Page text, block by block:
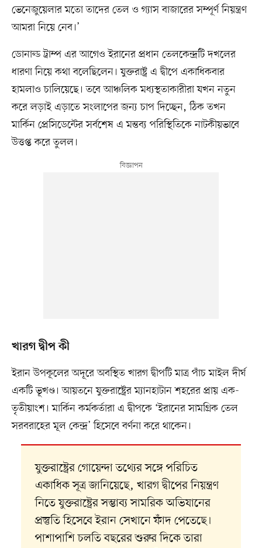
ভেনেজুয়েলার মতো তাদের তেল ও গ্যাস বাজারের সম্পূর্ণ নিয়ন্ত্রণ
আমরা নিয়ে নেব।’
ডোনাল্ড ট্রাম্প এর আগেও ইরানের প্রধান তেলকেন্দ্রটি দখলের
ধারণা নিয়ে কথা বলেছিলেন। যুক্তরাষ্ট্র এ দ্বীপে একাধিকবার
হামলাও চালিয়েছে। তবে আঞ্চলিক মধ্যস্থতাকারীরা যখন নতুন
করে লড়াই এড়াতে সংলাপের জন্য চাপ দিচ্ছেন, ঠিক তখন
মার্কিন প্রেসিডেন্টের সর্বশেষ এ মন্তব্য পরিস্থিতিকে নাটকীয়ভাবে
উত্তপ্ত করে তুলল।
খারগ দ্বীপ কী
ইরান উপকূলের অদূরে অবস্থিত খারগ দ্বীপটি মাত্র পাঁচ মাইল দীর্ঘ
একটি ভূখণ্ড। আয়তনে যুক্তরাষ্ট্রের ম্যানহাটান শহরের প্রায় এক-
তৃতীয়াংশ। মার্কিন কর্মকর্তারা এ দ্বীপকে ‘ইরানের সামগ্রিক তেল
সরবরাহের মূল কেন্দ্র’ হিসেবে বর্ণনা করে থাকেন।
যুক্তরাষ্ট্রের গোয়েন্দা তথ্যের সঙ্গে পরিচিত
একাধিক সূত্র জানিয়েছে, খারগ দ্বীপের নিয়ন্ত্রণ
নিতে যুক্তরাষ্ট্রের সম্ভাব্য সামরিক অভিযানের
প্রস্তুতি হিসেবে ইরান সেখানে ফাঁদ পেতেছে।
পাশাপাশি চলতি বছরের শুরুর দিকে তারা